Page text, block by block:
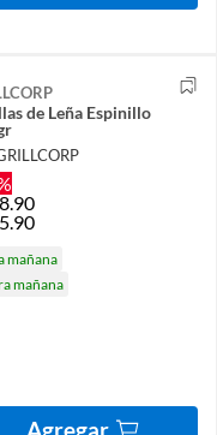
de Leña Espinillo
mañana
mañana
Agregar